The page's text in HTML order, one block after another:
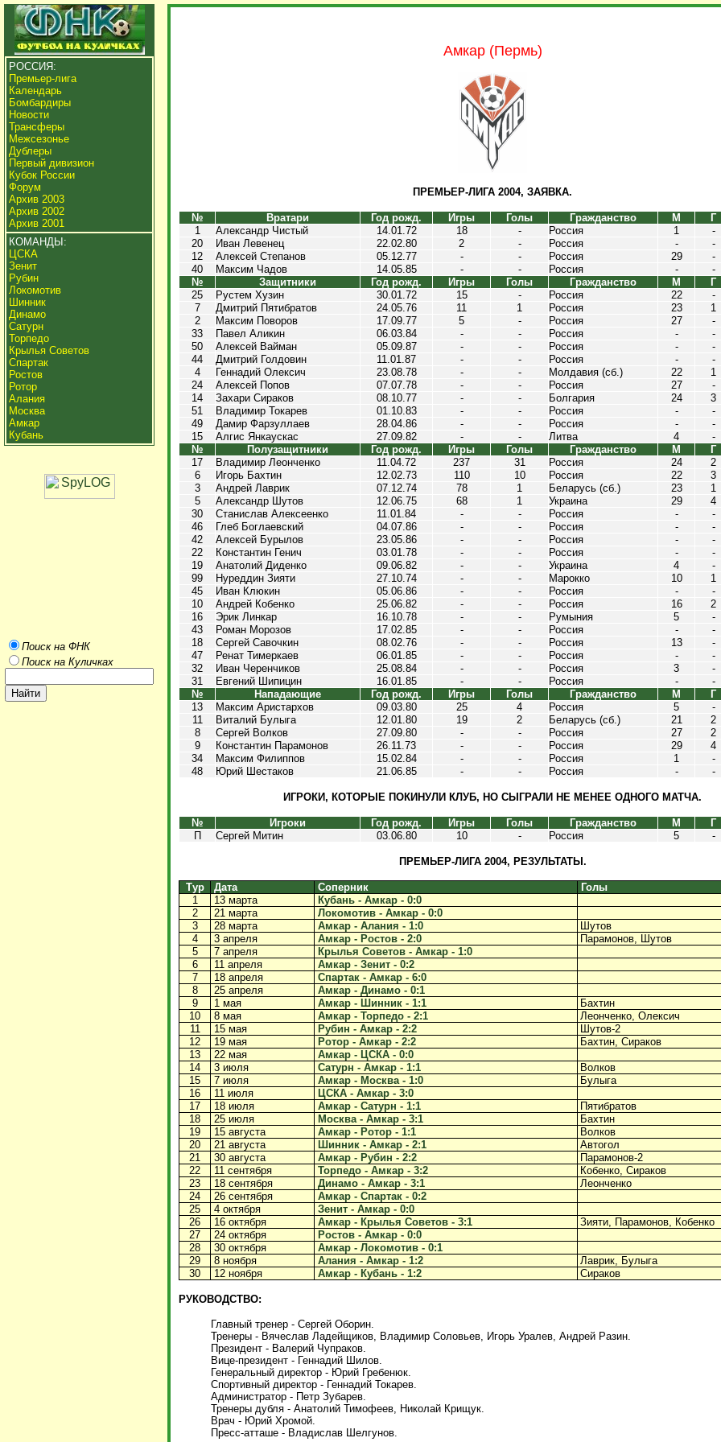
РОССИЯ:
Премьер-лига
Календарь
Бомбардиры
Новости
Трансферы
Межсезонье
Дублеры
Первый дивизион
Кубок России
Форум
Архив 2003
Архив 2002
Архив 2001
КОМАНДЫ:
ЦСКА
Зенит
Рубин
Локомотив
Шинник
Динамо
Сатурн
Торпедо
Крылья Советов
Спартак
Ростов
Ротор
Алания
Москва
Амкар
Кубань
Поиск на ФНК
Поиск на Куличках
Амкар (Пермь)
ПРЕМЬЕР-ЛИГА 2004, ЗАЯВКА.
№ Вратари Год рожд. Игры Голы Гражданство М Г
1
Александр Чистый 14.01.72 18 - Россия 1 -
20
Иван Левенец 22.02.80 2 - Россия - -
12
Алексей Степанов 05.12.77 - - Россия 29 -
40
Максим Чадов 14.05.85 - - Россия - -
№
Защитники Год рожд. Игры Голы Гражданство М Г
25
Рустем Хузин 30.01.72 15 - Россия 22 -
7
Дмитрий Пятибратов 24.05.76 11 1 Россия 23 1
2
Максим Поворов 17.09.77 5 - Россия 27 -
33
Павел Аликин 06.03.84 - - Россия - -
50
Алексей Вайман 05.09.87 - - Россия - -
44
Дмитрий Голдовин 11.01.87 - - Россия - -
4
Геннадий Олексич 23.08.78 - - Молдавия (сб.) 22 1
24
Алексей Попов 07.07.78 - - Россия 27 -
14
Захари Сираков 08.10.77 - - Болгария 24 3
51
Владимир Токарев 01.10.83 - - Россия - -
49
Дамир Фарзуллаев 28.04.86 - - Россия - -
15
Алгис Янкаускас 27.09.82 - - Литва 4 -
№
Полузащитники Год рожд. Игры Голы Гражданство М Г
17
Владимир Леонченко 11.04.72 237 31 Россия 24 2
6
Игорь Бахтин 12.02.73 110 10 Россия 22 3
3
Андрей Лаврик 07.12.74 78 1 Беларусь (сб.) 23 1
5
Александр Шутов 12.06.75 68 1 Украина 29 4
30
Станислав Алексеенко 11.01.84 - - Россия - -
46
Глеб Боглаевский 04.07.86 - - Россия - -
42
Алексей Бурылов 23.05.86 - - Россия - -
22
Константин Генич 03.01.78 - - Россия - -
19
Анатолий Диденко 09.06.82 - - Украина 4 -
99
Нуреддин Зияти 27.10.74 - - Марокко 10 1
45
Иван Клюкин 05.06.86 - - Россия - -
10
Андрей Кобенко 25.06.82 - - Россия 16 2
16
Эрик Линкар 16.10.78 - - Румыния 5 -
43
Роман Морозов 17.02.85 - - Россия - -
18
Сергей Савочкин 08.02.76 - - Россия 13 -
47
Ренат Тимеркаев 06.01.85 - - Россия - -
32
Иван Черенчиков 25.08.84 - - Россия 3 -
31
Евгений Шипицин 16.01.85 - - Россия - -
№
Нападающие Год рожд. Игры Голы Гражданство М Г
13
Максим Аристархов 09.03.80 25 4 Россия 5 -
11
Виталий Булыга 12.01.80 19 2 Беларусь (сб.) 21 2
8
Сергей Волков 27.09.80 - - Россия 27 2
9
Константин Парамонов 26.11.73 - - Россия 29 4
34
Максим Филиппов 15.02.84 - - Россия 1 -
48
Юрий Шестаков 21.06.85 - - Россия - -
ИГРОКИ, КОТОРЫЕ ПОКИНУЛИ КЛУБ, НО СЫГРАЛИ НЕ МЕНЕЕ ОДНОГО МАТЧА.
№ Игроки Год рожд. Игры Голы Гражданство М Г
П
Сергей Митин 03.06.80 10 - Россия 5 -
ПРЕМЬЕР-ЛИГА 2004, РЕЗУЛЬТАТЫ.
Тур Дата Соперник
Голы
1
13 марта
Кубань - Амкар - 0:0
2
21 марта
Локомотив - Амкар - 0:0
3
28 марта Амкар - Алания - 1:0
Шутов
4
3 апреля Амкар - Ростов - 2:0
Парамонов, Шутов
5
7 апреля
Крылья Советов - Амкар - 1:0
6
11 апреля
Амкар - Зенит - 0:2
7
18 апреля
Спартак - Амкар - 6:0
8
25 апреля
Амкар - Динамо - 0:1
9
1 мая Амкар - Шинник - 1:1
Бахтин
10
8 мая Амкар - Торпедо - 2:1
Леонченко, Олексич
11
15 мая Рубин - Амкар - 2:2
Шутов-2
12
19 мая Ротор - Амкар - 2:2
Бахтин, Сираков
13
22 мая
Амкар - ЦСКА - 0:0
14
3 июля Сатурн - Амкар - 1:1
Волков
15
7 июля Амкар - Москва - 1:0
Булыга
16
11 июля
ЦСКА - Амкар - 3:0
17
18 июля Амкар - Сатурн - 1:1
Пятибратов
18
25 июля Москва - Амкар - 3:1
Бахтин
19
15 августа Амкар - Ротор - 1:1
Волков
20
21 августа Шинник - Амкар - 2:1
Автогол
21
30 августа Амкар - Рубин - 2:2
Парамонов-2
22
11 сентября Торпедо - Амкар - 3:2
Кобенко, Сираков
23
18 сентября Динамо - Амкар - 3:1
Леонченко
24
26 сентября
Амкар - Спартак - 0:2
25
4 октября
Зенит - Амкар - 0:0
26
16 октября Амкар - Крылья Советов - 3:1
Зияти, Парамонов, Кобенко
27
24 октября
Ростов - Амкар - 0:0
28
30 октября
Амкар - Локомотив - 0:1
29
8 ноября Алания - Амкар - 1:2
Лаврик, Булыга
30
12 ноября Амкар - Кубань - 1:2 Сираков
РУКОВОДСТВО:
Главный тренер - Сергей Оборин.
Тренеры - Вячеслав Ладейщиков, Владимир Соловьев, Игорь Уралев, Андрей Разин.
Президент - Валерий Чупраков.
Вице-президент - Геннадий Шилов.
Генеральный директор - Юрий Гребенюк.
Спортивный директор - Геннадий Токарев.
Администратор - Петр Зубарев.
Тренеры дубля - Анатолий Тимофеев, Николай Крищук.
Врач - Юрий Хромой.
Пресс-атташе - Владислав Шелгунов.